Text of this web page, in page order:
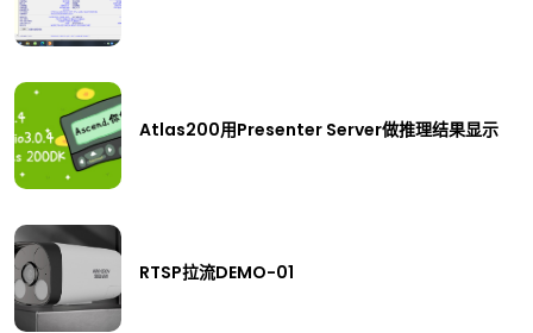
Atlas200用Presenter Server做推理结果显示
RTSP拉流DEMO-01